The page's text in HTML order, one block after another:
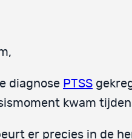
diagnose PTSS
kwam
er precies in de